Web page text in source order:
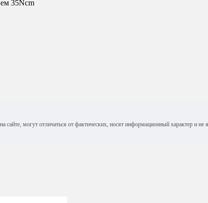
35Ncm
могут отличаться от фактических, носят информационный характер и